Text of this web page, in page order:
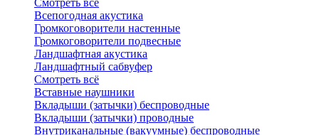
Смотреть всё
Всепогодная акустика
Громкоговорители настенные
Громкоговорители подвесные
Ландшафтная акустика
Ландшафтный сабвуфер
Смотреть всё
Вставные наушники
Вкладыши (затычки) беспроводные
Вкладыши (затычки) проводные
Внутриканальные (вакуумные) беспроводные